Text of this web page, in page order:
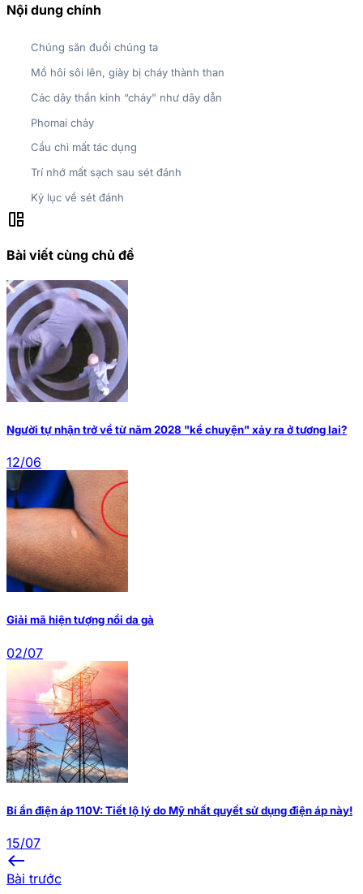
Nội dung chính
Chúng săn đuổi chúng ta
Mồ hôi sôi lên, giày bị cháy thành than
Các dây thần kinh “cháy” như dây dẫn
Phomai chảy
Cầu chì mất tác dụng
Trí nhớ mất sạch sau sét đánh
Kỷ lục về sét đánh
auto_awesome_mosaic
Bài viết cùng chủ đề
Người tự nhận trở về từ năm 2028 "kể chuyện" xảy ra ở tương lai?
12/06
Giải mã hiện tượng nổi da gà
02/07
Bí ẩn điện áp 110V: Tiết lộ lý do Mỹ nhất quyết sử dụng điện áp này!
15/07
west
Bài trước